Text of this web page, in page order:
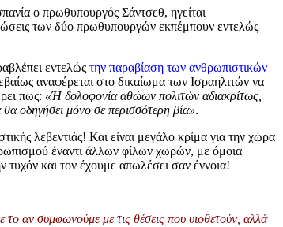
ο πρωθυπουργός Σάντσεθ, ηγείται
των δύο πρωθυπουργών εκπέμπουν εντελώς
εντελώς την παραβίαση των ανθρωπιστικών
αναφέρεται στο δικαίωμα των Ισραηλιτών να
πως: «Ή δολοφονία αθώων πολιτών αδιακρίτως,
οδηγήσει μόνο σε περισσότερη βία».
λεβεντιάς! Και είναι μεγάλο κρίμα για την χώρα
έναντι άλλων φίλων χωρών, με όμοια
τυχόν και τον έχουμε απωλέσει σαν έννοια!
αν συμφωνούμε με τις θέσεις που υιοθετούν, αλλά